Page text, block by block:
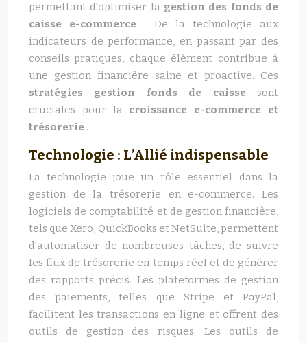
permettant d’optimiser la gestion des fonds de
caisse e-commerce . De la technologie aux
indicateurs de performance, en passant par des
conseils pratiques, chaque élément contribue à
une gestion financière saine et proactive. Ces
stratégies gestion fonds de caisse sont
cruciales pour la croissance e-commerce et
trésorerie .
Technologie : L’Allié indispensable
La technologie joue un rôle essentiel dans la
gestion de la trésorerie en e-commerce. Les
logiciels de comptabilité et de gestion financière,
tels que Xero, QuickBooks et NetSuite, permettent
d’automatiser de nombreuses tâches, de suivre
les flux de trésorerie en temps réel et de générer
des rapports précis. Les plateformes de gestion
des paiements, telles que Stripe et PayPal,
facilitent les transactions en ligne et offrent des
outils de gestion des risques. Les outils de